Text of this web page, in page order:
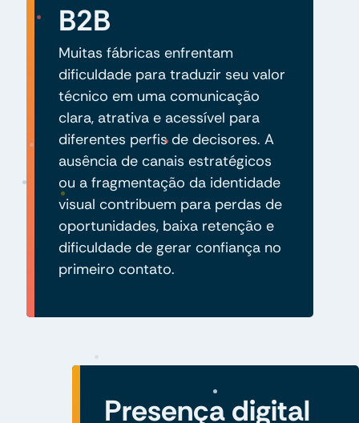
B2B
Muitas fábricas enfrentam
dificuldade para traduzir seu valor
técnico em uma comunicação
clara, atrativa e acessível para
diferentes perfis de decisores. A
ausência de canais estratégicos
ou a fragmentação da identidade
visual contribuem para perdas de
oportunidades, baixa retenção e
dificuldade de gerar confiança no
primeiro contato.
Presença digital